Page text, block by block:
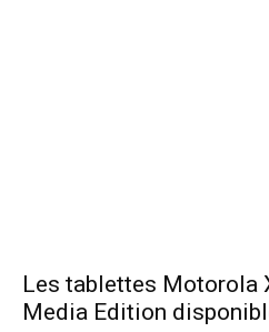
Les tablettes Motorola
Media Edition